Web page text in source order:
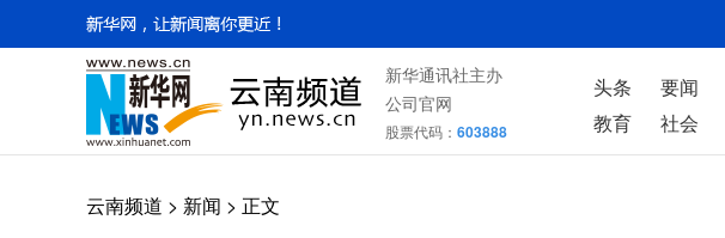
新华通讯社主办
公司官网
股票代码： 603888
头条 要闻
教育
社会
云南频道 > 新闻 > 正文